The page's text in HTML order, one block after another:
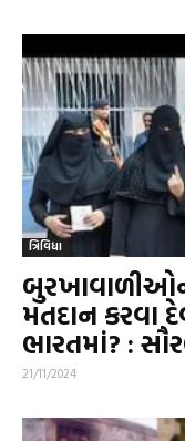
ત્રિવિધા
મતદાન કરવા
ભારતમાં? :
21/11/2024